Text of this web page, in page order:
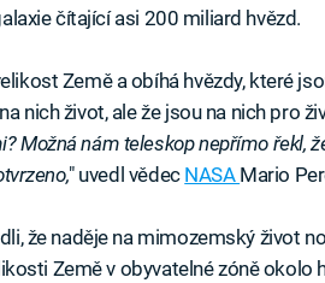
čítající asi 200 miliard hvězd.
Země a obíhá hvězdy, které
nich život, ale že jsou na nich pro
Možná nám teleskop nepřímo řekl,
" uvedl vědec NASA Mario
že naděje na mimozemský život
Země v obyvatelné zóně okolo